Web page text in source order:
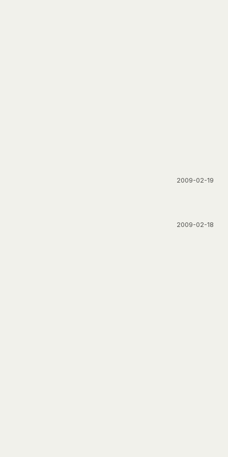
2009-02-19
2009-02-18